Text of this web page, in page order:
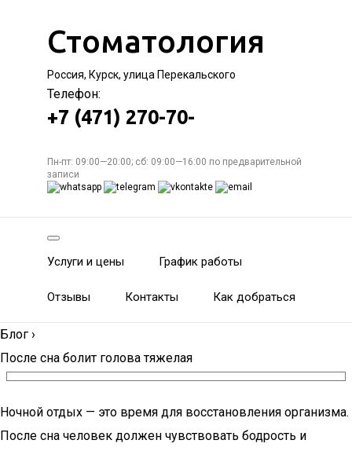
Стоматология
Россия, Курск, улица Перекальского
Телефон:
+7 (471) 270-70-
Пн-пт: 09:00—20:00; сб: 09:00—16:00 по предварительной
записи
Услуги и цены График работы
Отзывы Контакты Как добраться
Блог ›
После сна болит голова тяжелая
Ночной отдых — это время для восстановления организма.
После сна человек должен чувствовать бодрость и